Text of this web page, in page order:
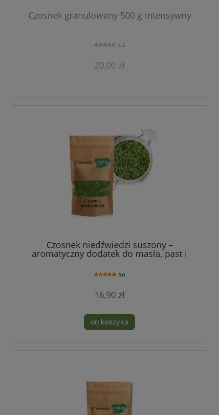
Czosnek granulowany 500 g intensywny
4.5
20,00 zł
Czosnek niedźwiedzi suszony –
aromatyczny dodatek do masła, past i
nowoczesnej kuchni
5.0
16,90 zł
do koszyka